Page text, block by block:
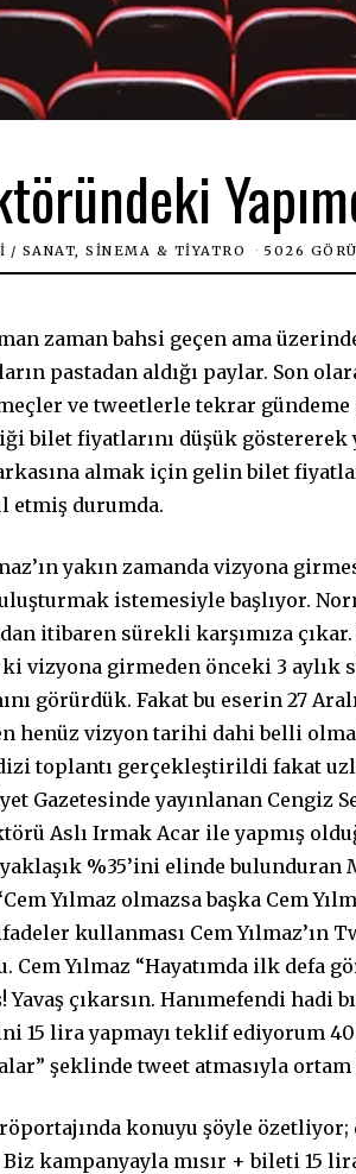
/ SANAT, SINEMA & TIYATRO 5026
zaman bahsi geçen ama
pastadan aldığı paylar. Son
ve tweetlerle tekrar gündeme
bilet fiyatlarını düşük göstererek
almak için gelin bilet
etmiş durumda.
yakın zamanda vizyona
istemesiyle başlıyor.
itibaren sürekli karşımıza
vizyona girmeden önceki 3
görürdük. Fakat bu eserin 27
henüz vizyon tarihi dahi belli
toplantı gerçekleştirildi fakat
Gazetesinde yayınlanan Cengiz
Aslı Irmak Acar ile yapmış
%35’ini elinde
Yılmaz olmazsa başka Cem
kullanması Cem Yılmaz’ın
Cem Yılmaz “Hayatımda ilk defa
Yavaş çıkarsın. Hanımefendi hadi
15 lira yapmayı teklif ediyorum
şeklinde tweet atmasıyla ortam
röportajında konuyu şöyle
Biz kampanyayla mısır + bileti 15